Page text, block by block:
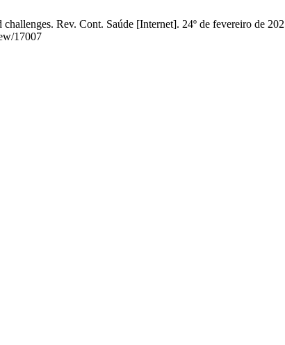
Rev. Cont. Saúde [Internet]. 24º de fevereiro de
17007